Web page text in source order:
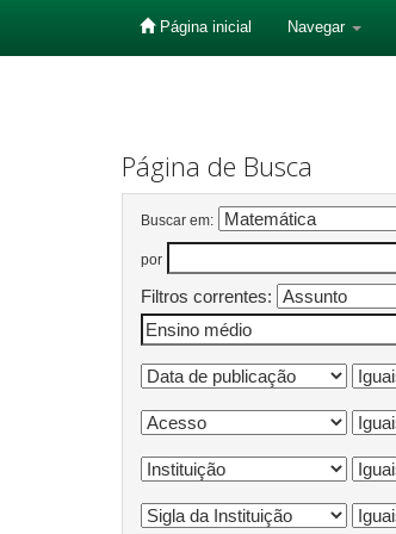
Página inicial Navegar
Página de Busca
Buscar em:
por
Filtros correntes: